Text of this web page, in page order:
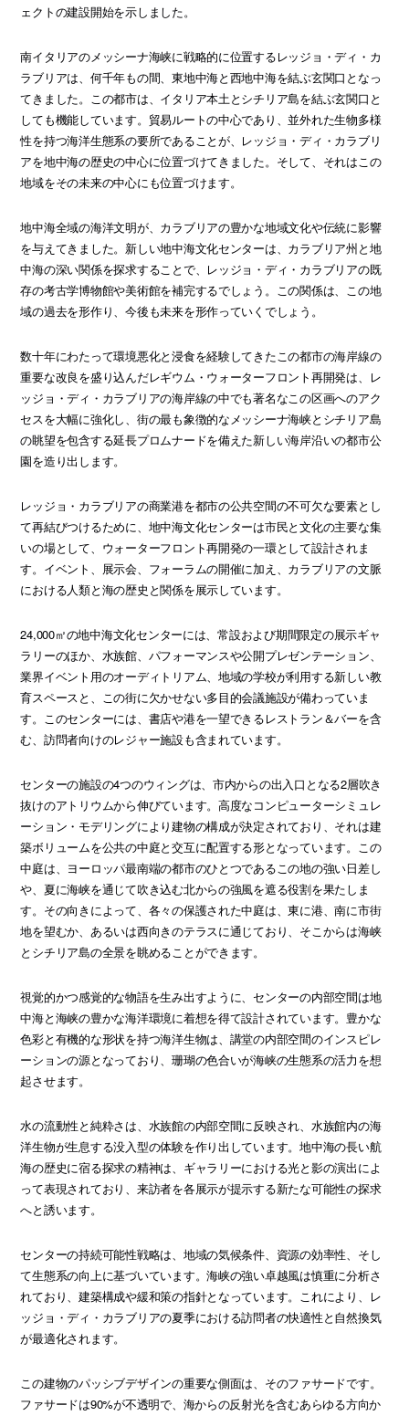
ェクトの建設開始を示しました。
南イタリアのメッシーナ海峡に戦略的に位置するレッジョ・ディ・カ
ラブリアは、何千年もの間、東地中海と西地中海を結ぶ玄関口となっ
てきました。この都市は、イタリア本土とシチリア島を結ぶ玄関口と
しても機能しています。貿易ルートの中心であり、並外れた生物多様
性を持つ海洋生態系の要所であることが、レッジョ・ディ・カラブリ
アを地中海の歴史の中心に位置づけてきました。そして、それはこの
地域をその未来の中心にも位置づけます。
地中海全域の海洋文明が、カラブリアの豊かな地域文化や伝統に影響
を与えてきました。新しい地中海文化センターは、カラブリア州と地
中海の深い関係を探求することで、レッジョ・ディ・カラブリアの既
存の考古学博物館や美術館を補完するでしょう。この関係は、この地
域の過去を形作り、今後も未来を形作っていくでしょう。
数十年にわたって環境悪化と浸食を経験してきたこの都市の海岸線の
重要な改良を盛り込んだレギウム・ウォーターフロント再開発は、レ
ッジョ・ディ・カラブリアの海岸線の中でも著名なこの区画へのアク
セスを大幅に強化し、街の最も象徴的なメッシーナ海峡とシチリア島
の眺望を包含する延長プロムナードを備えた新しい海岸沿いの都市公
園を造り出します。
レッジョ・カラブリアの商業港を都市の公共空間の不可欠な要素とし
て再結びつけるために、地中海文化センターは市民と文化の主要な集
いの場として、ウォーターフロント再開発の一環として設計されま
す。イベント、展示会、フォーラムの開催に加え、カラブリアの文脈
における人類と海の歴史と関係を展示しています。
24,000㎡の地中海文化センターには、常設および期間限定の展示ギャ
ラリーのほか、水族館、パフォーマンスや公開プレゼンテーション、
業界イベント用のオーディトリアム、地域の学校が利用する新しい教
育スペースと、この街に欠かせない多目的会議施設が備わっていま
す。このセンターには、書店や港を一望できるレストラン＆バーを含
む、訪問者向けのレジャー施設も含まれています。
センターの施設の4つのウィングは、市内からの出入口となる2層吹き
抜けのアトリウムから伸びています。高度なコンピューターシミュレ
ーション・モデリングにより建物の構成が決定されており、それは建
築ボリュームを公共の中庭と交互に配置する形となっています。この
中庭は、ヨーロッパ最南端の都市のひとつであるこの地の強い日差し
や、夏に海峡を通じて吹き込む北からの強風を遮る役割を果たしま
す。その向きによって、各々の保護された中庭は、東に港、南に市街
地を望むか、あるいは西向きのテラスに通じており、そこからは海峡
とシチリア島の全景を眺めることができます。
視覚的かつ感覚的な物語を生み出すように、センターの内部空間は地
中海と海峡の豊かな海洋環境に着想を得て設計されています。豊かな
色彩と有機的な形状を持つ海洋生物は、講堂の内部空間のインスピレ
ーションの源となっており、珊瑚の色合いが海峡の生態系の活力を想
起させます。
水の流動性と純粋さは、水族館の内部空間に反映され、水族館内の海
洋生物が生息する没入型の体験を作り出しています。地中海の長い航
海の歴史に宿る探求の精神は、ギャラリーにおける光と影の演出によ
って表現されており、来訪者を各展示が提示する新たな可能性の探求
へと誘います。
センターの持続可能性戦略は、地域の気候条件、資源の効率性、そし
て生態系の向上に基づいています。海峡の強い卓越風は慎重に分析さ
れており、建築構成や緩和策の指針となっています。これにより、レ
ッジョ・ディ・カラブリアの夏季における訪問者の快適性と自然換気
が最適化されます。
この建物のパッシブデザインの重要な側面は、そのファサードです。
ファサードは90%が不透明で、海からの反射光を含むあらゆる方向か